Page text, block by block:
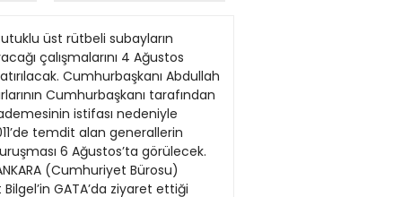
14
15
16
17
18
Koç, “Sayın Başbakan, cumhurbaşkanlığına ulaşması yolunda bir engel olabileceğini düşündüğü her ihtimali, 40 yıllık dostu bile olsa, saf dışı bırakmaya çalışmaktadır. Bu bakımdan Sayın Cumhurbaşkanı’nın serzenişi hem anayasanın eşitlik ilkesine hem de dostluğun temel kurallarına dayanıyor. Bizce haklı bir serzeniş” diye konuştu. Koç, genel merkezde düzenlediği basın toplantısında, CHP’nin kurultayın ardından oluşturulan merkez yönetim kurulunun (MYK) Genel Başkan Kemal Kılıçdaroğlu başkanlığında yaptığı ilk toplantıya ilişkin bilgi verdi ve gündemdeki konulara değindi. Suriye ve bölgedeki gelişmelere ilişkin değerlendirmelerde bulunan Koç, Arap Baharı’nın PKK baharına dönüştüğünü söyledi. Bu süreçte en acı gerçeğin Türkiye’yi yöneten kadronun bu oyunda kendisine verilen rolleri “yüzü kızarmadan” oynaması olduğunu söyleyen Koç, “Hariciye nazırı olan beyefendi maceracı, hayalci, içi boş akademik görüşlerini maalesef savunmaya devam etmektedir. Eleştiri kabul etmiyor, parmakla çağrılmayı içine sindirebiliyor; çaresiz, etkisiz kaldığını bir türlü görmek istemiyor. Suriye’deki krizin derinleştirilmesinin ulusal çıkarlarımızı olumsuz etkileyen sonuçlar doğurmakta olduğunu kabullenmiyor, kabullenemiyor. Çözümü ise niyeti ve amacı belli olan Erbil’de arama gafletini sürdürüyor” dedi. Koç, AKP’nin “demire bulaşan pas misali ülkeye musallat olduğunu” dile getirdi. Koç, Cumhurbaşkanlığı Basın Başdanışmanı Ahmet Sever’in, Cumhurbaşkanı Gül’ün yeniden seçilmesine ilişkin sözlerini de değerlendirdi. Koç, şöyle konuştu: “Dünkü tartışmalarla geldiğimiz nokta; bir benzetmeyle söyleyecek olursak saray kavgasıdır. Burada Sayın Başbakan, iktidarının inşası süresince dayandığı tüm koalisyon ortağı yapıları birer birer saf dışı etmek, bertaraf etmek istemektedir. Sayın Başbakan, cumhurbaşkanlığına ulaşması yolunda bir engel olabileceğini düşündüğü her ihtimali, 40 yıllık dostu bile olsa, saf dışı bırakmaya çalışmaktadır. Bu bakımdan Sayın Cumhurbaşkanı’nın serzenişi hem anayasanın eşitlik ilkesine hem de dostluğun temel kurallarına dayanıyor. Bizce haklı bir serzeniş.” OP